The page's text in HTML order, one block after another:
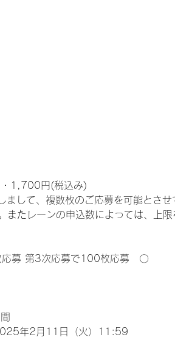
・1,700円(税込み)
して、複数枚のご応募を可能とさ
たレーンの申込数によっては、上
募 第3次応募で100枚応募　〇
年2月11日（火）11:59